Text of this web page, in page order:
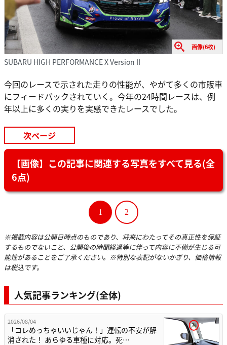
画像(6枚)
SUBARU HIGH PERFORMANCE X Version II
今回のレースで示された走りの性能が、やがて多くの市販車
にフィードバックされていく。今年の24時間レースは、例
年以上に多くの実りを実感できたレースでした。
次ページ
【画像】この記事に関連する写真をすべて見る(全
6点)
1 2
※掲載内容は公開日時点のものであり、将来にわたってその真正性を保証
するものでないこと、公開後の時間経過等に伴って内容に不備が生じる可
能性があることをご了承ください。※特別な表記がないかぎり、価格情報
は税込です。
人気記事ランキング(全体)
2026/08/04
「コレめっちゃいいじゃん！」運転の不安が解
消された！ あらゆる車種に対応。死…